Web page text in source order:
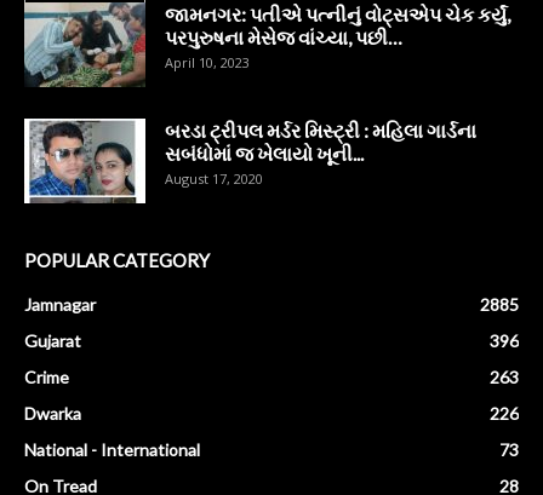
જામનગર: પતીએ પત્નીનું વોટ્સએપ ચેક કર્યું,
પરપુરુષના મેસેજ વાંચ્યા, પછી…
April 10, 2023
બરડા ટ્રીપલ મર્ડર મિસ્ટ્રી : મહિલા ગાર્ડના
સબંધોમાં જ ખેલાયો ખૂની...
August 17, 2020
POPULAR CATEGORY
Jamnagar
2885
Gujarat
396
Crime
263
Dwarka
226
National - International
73
On Tread
28